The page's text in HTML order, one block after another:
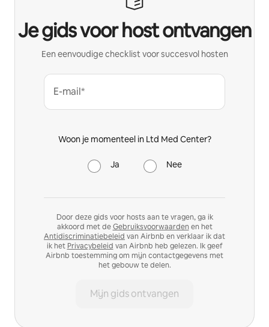
Je gids voor host ontvangen
Een eenvoudige checklist voor succesvol hosten
E-mail*
Woon je momenteel in Ltd Med Center?
Ja Nee
Door deze gids voor hosts aan te vragen, ga ik
akkoord met deGebruiksvoorwaarden en het
Antidiscriminatiebeleid van Airbnb en verklaar ik dat
ik het Privacybeleid van Airbnb heb gelezen. Ik geef
Airbnb toestemming om mijn contactgegevens met
het gebouw te delen.
Mijn gids ontvangen